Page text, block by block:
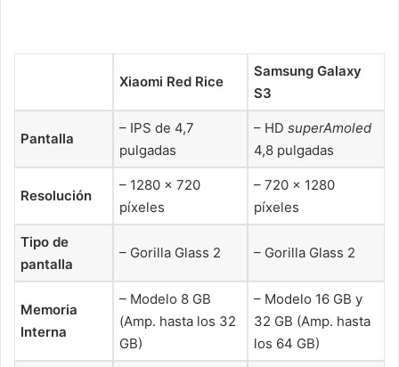
Xiaomi Red Rice
Samsung Galaxy
S3
Pantalla
– IPS de 4,7
pulgadas
– HD superAmoled
4,8 pulgadas
Resolución
– 1280 × 720
píxeles
– 720 x 1280
píxeles
Tipo de
pantalla
– Gorilla Glass 2 – Gorilla Glass 2
Memoria
Interna
– Modelo 8 GB
(Amp. hasta los 32
GB)
– Modelo 16 GB y
32 GB (Amp. hasta
los 64 GB)